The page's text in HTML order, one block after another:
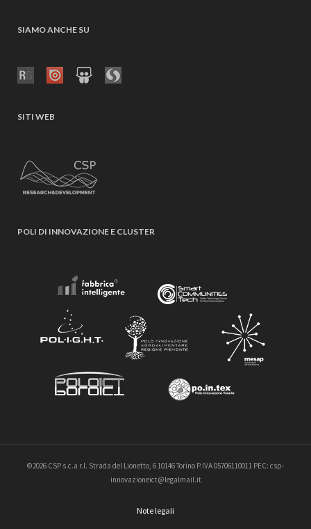
SIAMO ANCHE SU
SITI WEB
POLI DI INNOVAZIONE E CLUSTER
©2026 CSP s.c.a r.l. Strada del Lionetto, 6 10146 Torino P.IVA 05706110011 PEC: csp-
innovazioneict@legalmail.it
Note legali